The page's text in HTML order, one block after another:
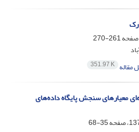
261-270
مقاله 351.97 K
معیارهای سنجش پایگاه داده‌های
35-68